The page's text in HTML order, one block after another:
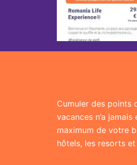
Cumuler des points
vacances n’a
maximum de votre
hôtels, les resorts